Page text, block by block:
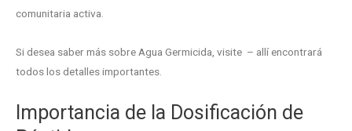
comunitaria activa.
Si desea saber más sobre Agua Germicida, visite – allí encontrará
todos los detalles importantes.
Importancia de la Dosificación de